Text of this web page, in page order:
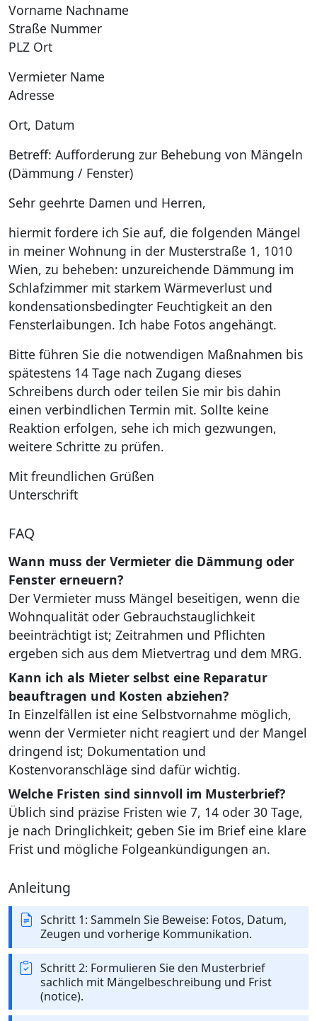
Vorname Nachname
Straße Nummer
PLZ Ort
Vermieter Name
Adresse
Ort, Datum
Betreff: Aufforderung zur Behebung von Mängeln
(Dämmung / Fenster)
Sehr geehrte Damen und Herren,
hiermit fordere ich Sie auf, die folgenden Mängel
in meiner Wohnung in der Musterstraße 1, 1010
Wien, zu beheben: unzureichende Dämmung im
Schlafzimmer mit starkem Wärmeverlust und
kondensationsbedingter Feuchtigkeit an den
Fensterlaibungen. Ich habe Fotos angehängt.
Bitte führen Sie die notwendigen Maßnahmen bis
spätestens 14 Tage nach Zugang dieses
Schreibens durch oder teilen Sie mir bis dahin
einen verbindlichen Termin mit. Sollte keine
Reaktion erfolgen, sehe ich mich gezwungen,
weitere Schritte zu prüfen.
Mit freundlichen Grüßen
Unterschrift
FAQ
Wann muss der Vermieter die Dämmung oder
Fenster erneuern?
Der Vermieter muss Mängel beseitigen, wenn die
Wohnqualität oder Gebrauchstauglichkeit
beeinträchtigt ist; Zeitrahmen und Pflichten
ergeben sich aus dem Mietvertrag und dem MRG.
Kann ich als Mieter selbst eine Reparatur
beauftragen und Kosten abziehen?
In Einzelfällen ist eine Selbstvornahme möglich,
wenn der Vermieter nicht reagiert und der Mangel
dringend ist; Dokumentation und
Kostenvoranschläge sind dafür wichtig.
Welche Fristen sind sinnvoll im Musterbrief?
Üblich sind präzise Fristen wie 7, 14 oder 30 Tage,
je nach Dringlichkeit; geben Sie im Brief eine klare
Frist und mögliche Folgeankündigungen an.
Anleitung
Schritt 1: Sammeln Sie Beweise: Fotos, Datum,
Zeugen und vorherige Kommunikation.
Schritt 2: Formulieren Sie den Musterbrief
sachlich mit Mängelbeschreibung und Frist
(notice).